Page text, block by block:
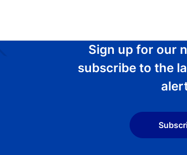
Sign up for our
subscribe to the